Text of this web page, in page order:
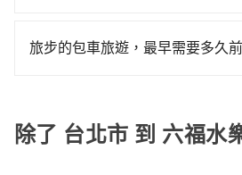
車位，對於急著用車或者要載其他
就顯得非常不便。
則可搭乘大眾運輸。
算即真實價格，免去來回電話確認
人以上巴士，請來信洽詢。
旅行業代收轉付電子收據，如果公
旅步的包車旅遊，最早需要多久
以不妨趁早訂購，享受更划算的價
除了 台北市 到 六福水